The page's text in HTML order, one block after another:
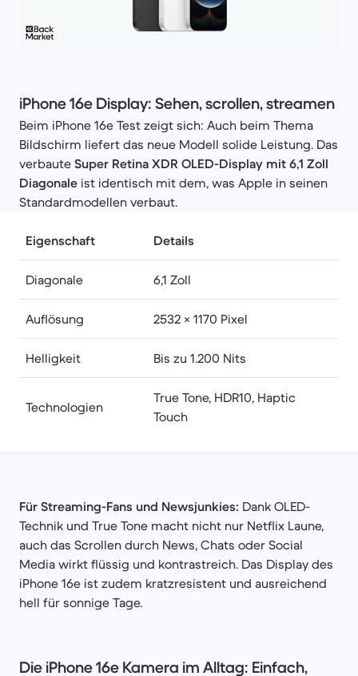
iPhone 16e Display: Sehen, scrollen, streamen
Beim iPhone 16e Test zeigt sich: Auch beim Thema
Bildschirm liefert das neue Modell solide Leistung. Das
verbaute Super Retina XDR OLED-Display mit 6,1 Zoll
Diagonale ist identisch mit dem, was Apple in seinen
Standardmodellen verbaut.
Eigenschaft Details
Diagonale 6,1 Zoll
Auflösung 2532 × 1170 Pixel
Helligkeit Bis zu 1.200 Nits
Technologien
True Tone, HDR10, Haptic
Touch
Für Streaming-Fans und Newsjunkies: Dank OLED-
Technik und True Tone macht nicht nur Netflix Laune,
auch das Scrollen durch News, Chats oder Social
Media wirkt flüssig und kontrastreich. Das Display des
iPhone 16e ist zudem kratzresistent und ausreichend
hell für sonnige Tage.
Die iPhone 16e Kamera im Alltag: Einfach,